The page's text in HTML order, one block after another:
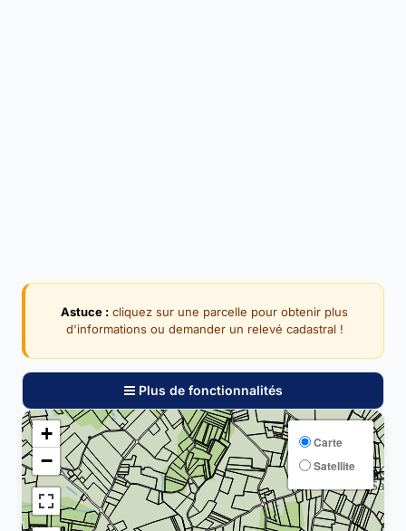
Astuce : cliquez sur une parcelle pour obtenir plus
d'informations ou demander un relevé cadastral !
Plus de fonctionnalités
+
−
Carte
Satellite